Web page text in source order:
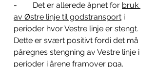
-        Det er allerede åpnet for bruk
av Østre linje til godstransport i
perioder hvor Vestre linje er stengt.
Dette er svært positivt fordi det må
påregnes stengning av Vestre linje i
perioder i årene framover pga.